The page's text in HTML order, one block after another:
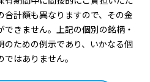
合計額も異なりますので、その金
きません。上記の個別の銘柄・
ための例示であり、いかなる個
はありません。